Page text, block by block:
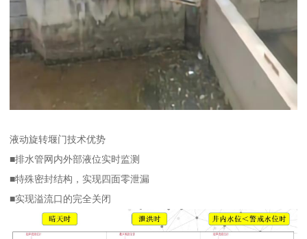
液动旋转堰门技术优势
■排水管网内外部液位实时监测
■特殊密封结构，实现四面零泄漏
■实现溢流口的完全关闭